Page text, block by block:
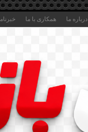
درباره ما همکاری با ما